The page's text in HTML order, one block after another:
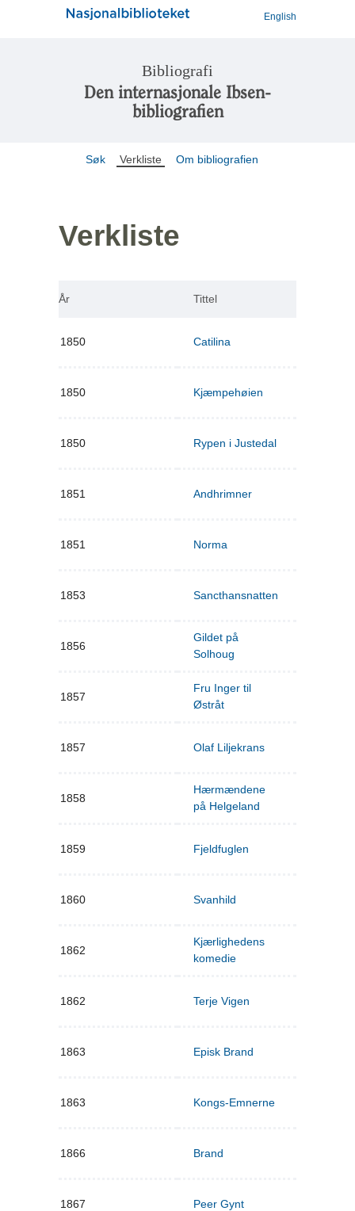
English
Bibliografi
Den internasjonale Ibsen-
bibliografien
Søk Verkliste Om bibliografien
Verkliste
År Tittel
1850 Catilina
1850 Kjæmpehøien
1850 Rypen i Justedal
1851 Andhrimner
1851 Norma
1853 Sancthansnatten
1856
Gildet på
Solhoug
1857
Fru Inger til
Østråt
1857 Olaf Liljekrans
1858
Hærmændene
på Helgeland
1859 Fjeldfuglen
1860 Svanhild
1862
Kjærlighedens
komedie
1862 Terje Vigen
1863 Episk Brand
1863 Kongs-Emnerne
1866 Brand
1867 Peer Gynt